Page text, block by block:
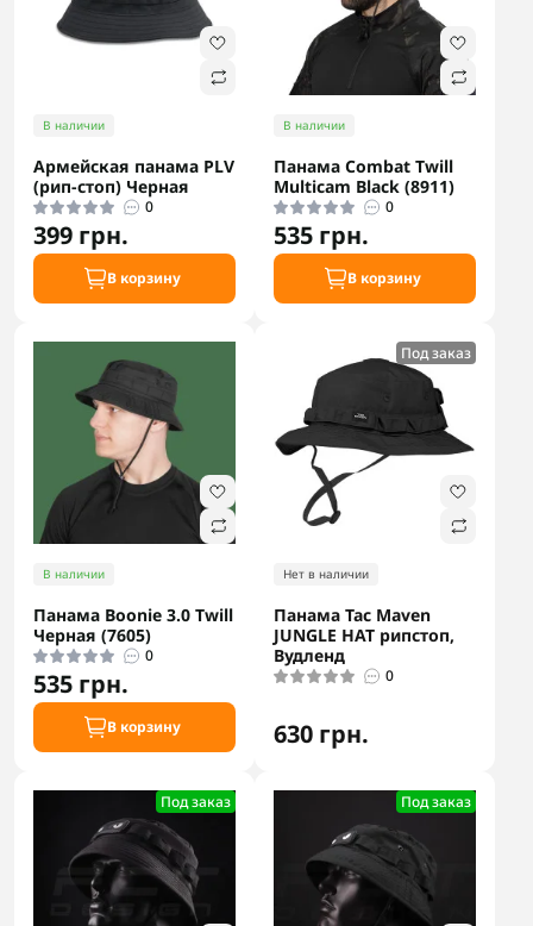
В наличии
Армейская панама PLV
(рип-стоп) Черная
0
399 грн.
В корзину
В наличии
Панама Combat Twill
Multicam Black (8911)
0
535 грн.
В корзину
В наличии
Панама Boonie 3.0 Twill
Черная (7605)
0
535 грн.
В корзину
Под заказ
Нет в наличии
Панама Tac Maven
JUNGLE HAT рипстоп,
Вудленд
0
630 грн.
Под заказ Под заказ